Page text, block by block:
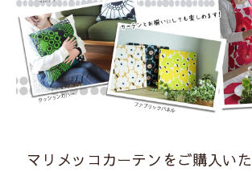
マリメッコカーテンをご購入い